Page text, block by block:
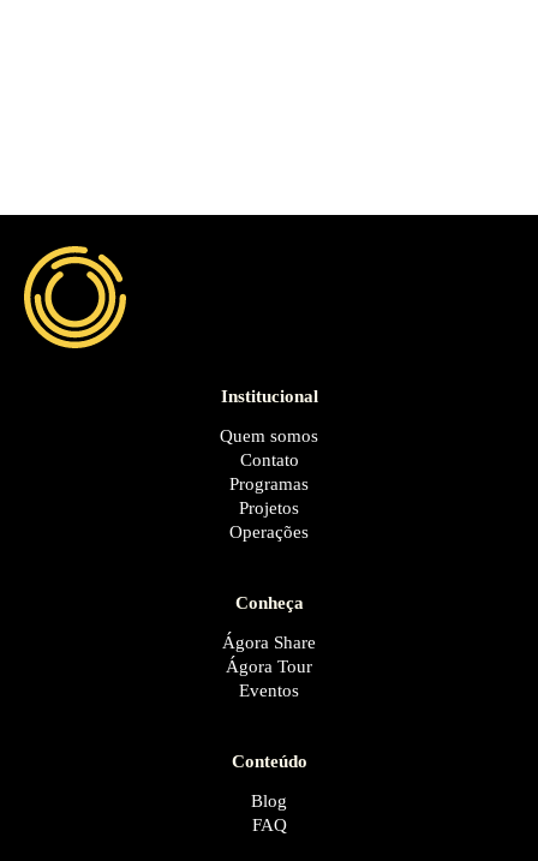
Institucional
Quem somos
Contato
Programas
Projetos
Operações
Conheça
Ágora Share
Ágora Tour
Eventos
Conteúdo
Blog
FAQ